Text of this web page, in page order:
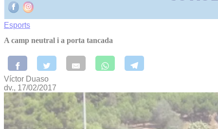
Esports
A camp neutral i a porta tancada
Víctor Duaso
dv., 17/02/2017